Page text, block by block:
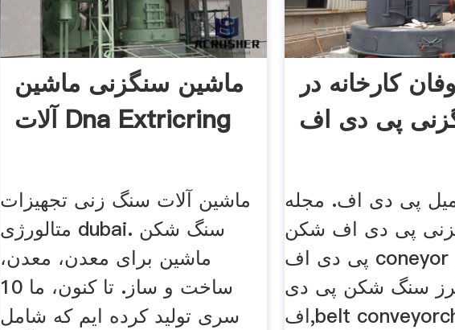
ماشین سنگزنی ماشین
آلات Dna Extricring
ماشین آلات سنگ زنی تجهیزات
متالورژی dubai. سنگ شکن
ماشین برای معدن، معدن،
ساخت و ساز. تا کنون، ما 10
سری تولید کرده ایم که شامل
کارخانه در
پی دی اف
پی دی اف. مجله
پی دی اف شکن
پی دی اف coneyor bely از
فرز سنگ شکن پی دی
اف,belt conveyorchain, 2:06,